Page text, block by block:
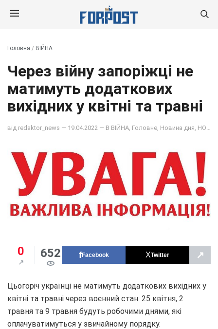
Головна / ВІЙНА
Через війну запоріжці не
матимуть додаткових
вихідних у квітні та травні
від redaktor_news — 19.04.2022 — В ВІЙНА Головне Новина дня НОВИНИ
0 652 Facebook Twitter ↗
Цьогоріч українці не матимуть додаткових вихідних у
квітні та травні через воєнний стан. 25 квітня, 2
травня та 9 травня будуть робочими днями, які
оплачуватимуться у звичайному порядку.